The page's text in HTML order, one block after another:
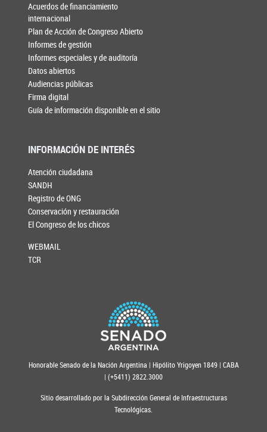
Acuerdos de financiamiento
internacional
Plan de Acción de Congreso Abierto
Informes de gestión
Informes especiales y de auditoría
Datos abiertos
Audiencias públicas
Firma digital
Guía de información disponible en el sitio
INFORMACIÓN DE INTERÉS
Atención ciudadana
SANDH
Registro de ONG
Conservación y restauración
El Congreso de los chicos
WEBMAIL
TCR
Honorable Senado de la Nación Argentina | Hipólito Yrigoyen 1849 | CABA
| (+5411) 2822.3000
Sitio desarrollado por la Subdirección General de Infraestructuras
Tecnológicas.